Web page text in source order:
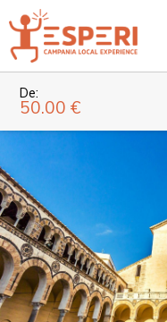
De:
50.00 €